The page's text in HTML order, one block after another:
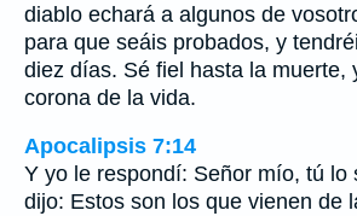
diablo echará a algunos de
para que seáis probados, y
diez días. Sé fiel hasta la muerte,
corona de la vida.
Apocalipsis 7:14
Y yo le respondí: Señor mío, tú lo
dijo: Estos son los que vienen de